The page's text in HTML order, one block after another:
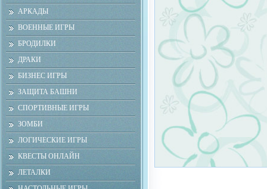
АРКАДЫ
ВОЕННЫЕ ИГРЫ
БРОДИЛКИ
ДРАКИ
БИЗНЕС ИГРЫ
ЗАЩИТА БАШНИ
СПОРТИВНЫЕ ИГРЫ
ЗОМБИ
ЛОГИЧЕСКИЕ ИГРЫ
КВЕСТЫ ОНЛАЙН
ЛЕТАЛКИ